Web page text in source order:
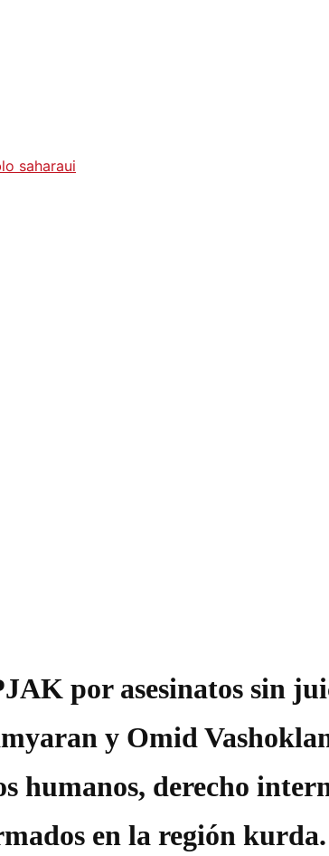
saharaui
por asesinatos sin
y Omid
humanos, derecho
en la región kurda.